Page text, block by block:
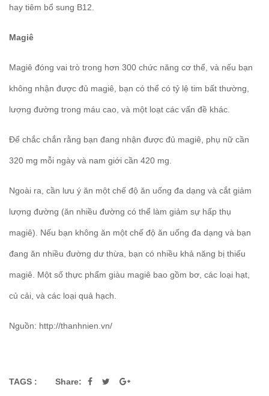
hay tiêm bổ sung B12.
Magiê
Magiê đóng vai trò trong hơn 300 chức năng cơ thể, và nếu bạn
không nhận được đủ magiê, bạn có thể có tỷ lệ tim bất thường,
lượng đường trong máu cao, và một loạt các vấn đề khác.
Để chắc chắn rằng bạn đang nhận được đủ magiê, phụ nữ cần
320 mg mỗi ngày và nam giới cần 420 mg.
Ngoài ra, cần lưu ý ăn một chế độ ăn uống đa dạng và cắt giảm
lượng đường (ăn nhiều đường có thể làm giảm sự hấp thụ
magiê). Nếu bạn không ăn một chế độ ăn uống đa dạng và bạn
đang ăn nhiều đường dư thừa, bạn có nhiều khả năng bị thiếu
magiê. Một số thực phẩm giàu magiê bao gồm bơ, các loại hạt,
củ cải, và các loại quả hạch.
Nguồn: http://thanhnien.vn/
TAGS : Share: